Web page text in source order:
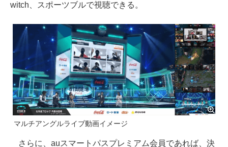
witch、スポーツブルで視聴できる。
マルチアングルライブ動画イメージ
さらに、auスマートパスプレミアム会員であれば、決